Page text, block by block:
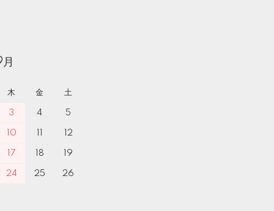
木 金 土
3 4 5
10 12
17 18 19
24 25 26